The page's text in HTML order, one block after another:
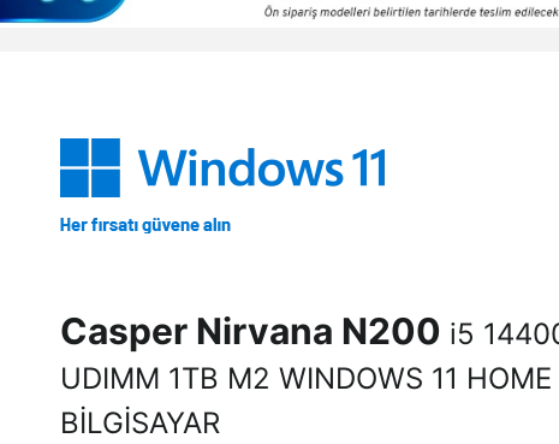
Casper Nirvana N200 i5
UDIMM 1TB M2 WINDOWS 11
BİLGİSAYAR